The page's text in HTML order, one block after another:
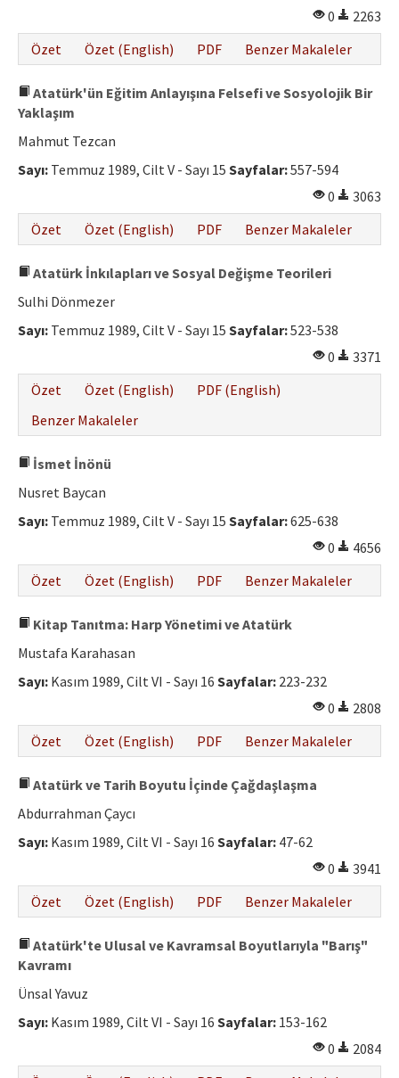
0
2263
Özet
Özet (English) PDF Benzer Makaleler
Atatürk'ün Eğitim Anlayışına Felsefi ve Sosyolojik Bir
Yaklaşım
Mahmut Tezcan
Sayı: Temmuz 1989, Cilt V - Sayı 15 Sayfalar:557-594
0
3063
Özet
Özet (English) PDF Benzer Makaleler
Atatürk İnkılapları ve Sosyal Değişme Teorileri
Sulhi Dönmezer
Sayı: Temmuz 1989, Cilt V - Sayı 15 Sayfalar:523-538
0
3371
Özet
Özet (English)
PDF (English)
Benzer Makaleler
İsmet İnönü
Nusret Baycan
Sayı: Temmuz 1989, Cilt V - Sayı 15 Sayfalar:625-638
0
4656
Özet
Özet (English) PDF Benzer Makaleler
Kitap Tanıtma: Harp Yönetimi ve Atatürk
Mustafa Karahasan
Sayı: Kasım 1989, Cilt VI - Sayı 16 Sayfalar: 223-232
0
2808
Özet
Özet (English) PDF Benzer Makaleler
Atatürk ve Tarih Boyutu İçinde Çağdaşlaşma
Abdurrahman Çaycı
Sayı: Kasım 1989, Cilt VI - Sayı 16 Sayfalar: 47-62
0
3941
Özet
Özet (English) PDF Benzer Makaleler
Atatürk'te Ulusal ve Kavramsal Boyutlarıyla "Barış"
Kavramı
Ünsal Yavuz
Sayı: Kasım 1989, Cilt VI - Sayı 16 Sayfalar: 153-162
0
2084